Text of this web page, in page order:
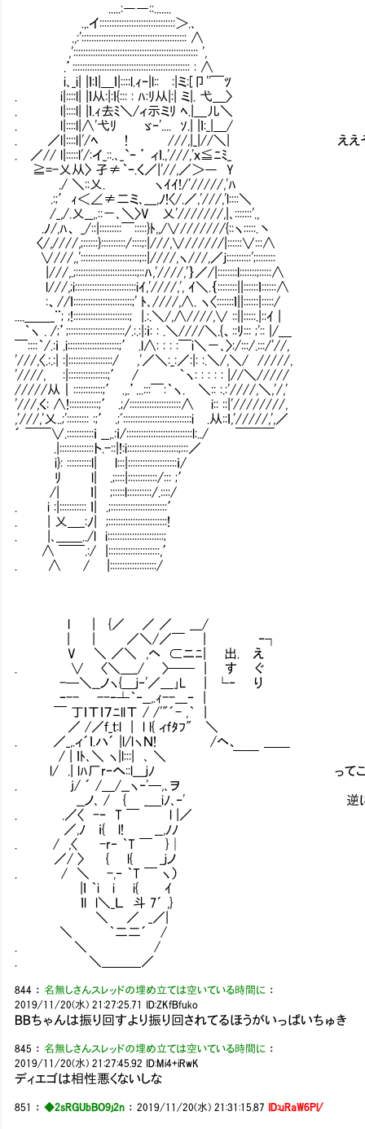
.....:――::.......
.,.イ:::::::::::::::::::::::::::::::＞.､
.,:'::::::::::::::::::::::::::::::::::::::::::: ∧
,'::::::::::::::::::::::::::::::::::::::::::::::::::: ',
.’:::::::::::::::::::::::::::::::::::::::::::::::: : ∧
i､_i| |ｌ:ｌ|＿ｌ|::::l.ｨｰ|l::Ⅵ:|ミ:[卩''￣ﾂ
. i|::::l| |ｌ从:|:ｌ{::: : ﾊ:ﾘ从|:| ミ|. 弋＿〉
. l|::::l| |ｌ.ｨ去ﾐ＼/ィ示ミﾘ ﾍ.|＿儿＼
. l|::::l|∧'弋ﾘ ゞ‐'.... ｿ.| |ｌ:_|＿/
. ／l|::::l|'/ﾍ ! ///,|_|//＼| ええそうですよ。そん
. ／// l|:::::l'/:イ_::.､_`ｰ ’ ィｌ.,'///,'ｘ≦ﾆﾐ_
≧=-乂从〉 孑≠｀ｰ.く／|'//,／＞― Y
./ ＼::乂. ヽｲｲ!/'/////,'ﾊ
.:;′ｨ＜∠≠二ミ､___,ﾉ!〈/.／,'///,'l::::＼
/_,/.乂__,.::－､＼〉V 乂'///////,|､:::::::'.,
.ﾉ/,ﾊ、 _/::|:::::::::￣:::::}ﾄ,,/∨///////{::ヽ:::::.丶
〈/,////,;::::::}::::::::::/::::;:|///,∨//////|::::::∨:::∧
∨///,,'::::::::::::::::::::::::;::|////,ヽ///,／ｊ::::::::::';::::::::
|///,.;:::::::::::::::::::::::::;::ﾊ,'////,'｝／/|::::::::l:::::::;:::::∧
l///,;i:::::::::::::::::::::::::iｲ,'////,', ｲ＼.｛::::::::||::::::ｌ::::::∧
:、//ｌ::::::::::::::::::::::::;' ﾄ､////,∧. ヽ〈:::::::ｌ||::::::|:::::/
....＿＿_¨; ;!:::::::::::::::::::::::; |.:.＼/,∧////,∨ ::||:::::.|::ｲ |
｀ヽ . /;’;:::::::::::::::::::::::/.:.:|:ｉ: : .＼////＼.{、::ﾘ::: ;':: |/＿
￣::::｀/.:ｉ .i:::::::::::::::::::::;′ .l∧: : : :￣i＼－､〉:/:::/.:::/'//,
'///,〈.:.:| :|::::::::::::::::::/ ,'／＼:_:／:|: :.＼/,＼/ /////,
'////,Ⅵ :|::::::::::::::::;′ / ｀ヽ: : : : : |//＼/////
/////从｜::::::::::::;′ .,.’...:::￣:｀ヽ. ＼:: :.:'////,＼,'/,'
'///,く: ∧!::::::::::::;′ .;/:::::::::::::::::::::∧ i:: ::|'////////,
,'///,'乂..;'::::::::: :;′ .;ﾞ::::::::::::::::::::::::::::i .从::ｌ,'/////,',／
´ ￣￣∨.:::::::::::ｉ __,.:ｉ/:::::::::::::::::::::::::::l:../ ￣￣￣
.|::::::::::::::ト.-::|!:i:::::::::::::::::::::;:::／
i}: ::::::::::l| l:::|::::::::::::::::::::ｉ/
ﾘ l| .;::::|::::::::::::/::: ;′
/| ｌ| ;:::::l::::::::::/.::::/
. i :|::::::::::: ｌ| .;:::::::::::::::::::::::′
. | 乂＿_:ﾉ| ;::::::::::::::::::::::::!
. |､＿＿../l i:::::::::::::::::::::::;
∧ ￣￣.:/ |:::::::::::::::::::::,′
. ∧ / |:::::::::::::::::::/
l | {／ ／ ／ ___/
| | ／＼/／￣ | ‐┐
V ＼ ／＼ ,ヘ ⊂ニﾆ| 出. え
. ∨ 〈＼＿_/ 〉── | す ぐ
-─＼__ノヽ{＿ｊ‐'／＿｣L∟ | └‐ り
ｰ-- --‐┴｀‐__,.ｨ--___‐ |
￣ 丁ｌΤｌ７ﾆllΤ / /'"´- ,｀ |
／ /／ｆ_ｔ:l | l l{ ィｆﾀﾌ" ＼
. ／_,.ィ´ｌ.ハ´ |l/lヽＮ! /ヘ、 ＿＿
/ | ｌﾄ､＼ ヽ|l:::| ､ ＼ ￣￣
l/ .| lﾊ厂rｰへ::l___ｊﾉ ってことは説法が全然通
. j/ ´ /＿/__ヽ‐'─,､ヲ
__ノ､ / { _＿iﾉ､‐' 逆に凄まじく弱体
. .／〈 -‐ T ￣ l |／
／,ﾉ ｉ{ l! __,ﾉﾉ
. / ,〈 -r‐ ｀T ￣ }│
／/ 〉 { l{ _ｊノ
. / ＼ -,‐ ｀T ￣ ヽ）
|ｌ ｀i i i{ ｲ
ｌl l＼_Ｌ 斗 7´ ,}
＼ ／ _／|
＼ ｀二二´ /
. ＼ /
. ＼＿＿＿／
844 ： 名無しさんスレッドの埋め立ては空いている時間に ：
2019/11/20(水) 21:27:25.71
ID:ZKfBfuko
BBちゃんは振り回すより振り回されてるほうがいっぱいちゅき
845 ： 名無しさんスレッドの埋め立ては空いている時間に ：
2019/11/20(水) 21:27:45.92 ID:Mi4+iRwK
ディエゴは相性悪くないしな
851 ：◆2sRGUbBO9j2n ：2019/11/20(水) 21:31:15.87 ID:uRaW6Pl/